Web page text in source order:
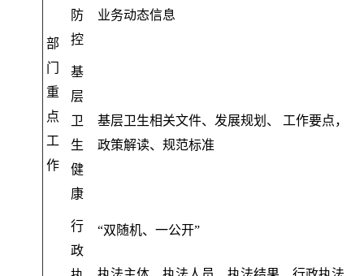
部
门
重
点
工
作
防
控
业务动态信息
基
层
卫
生
健
康
基层卫生相关文件、发展规划、 工作要点，
政策解读、规范标准
行
政
“双随机、一公开”